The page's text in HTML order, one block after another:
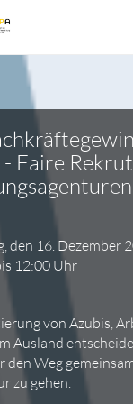
- Faire
den 16. Dezember
12:00 Uhr
von Azubis,
Ausland
den Weg
zu gehen.